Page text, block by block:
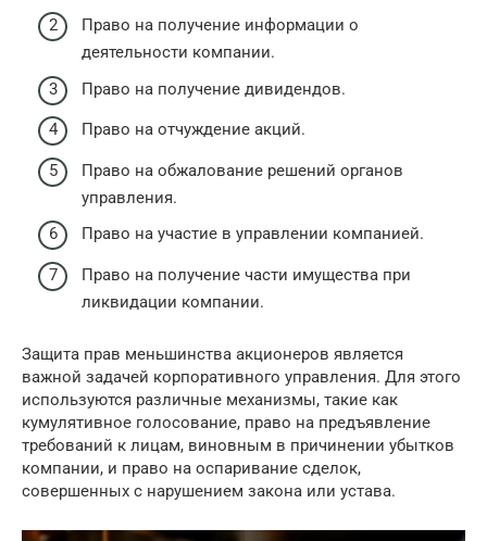
Право на получение информации о
деятельности компании.
Право на получение дивидендов.
Право на отчуждение акций.
Право на обжалование решений органов
управления.
Право на участие в управлении компанией.
Право на получение части имущества при
ликвидации компании.
Защита прав меньшинства акционеров является
важной задачей корпоративного управления. Для этого
используются различные механизмы, такие как
кумулятивное голосование, право на предъявление
требований к лицам, виновным в причинении убытков
компании, и право на оспаривание сделок,
совершенных с нарушением закона или устава.